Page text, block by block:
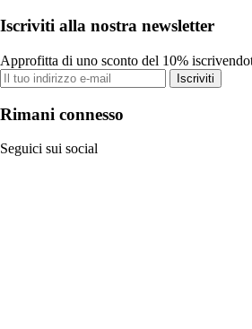
Iscriviti alla nostra newsletter
Approfitta di uno sconto del 10%
Iscriviti
Rimani connesso
Seguici sui social